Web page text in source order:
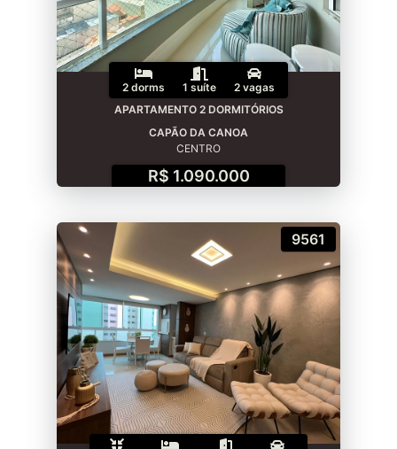
2 dorms 1 suíte
2 vagas
APARTAMENTO 2 DORMITÓRIOS
CAPÃO DA CANOA
CENTRO
R$ 1.090.000
9561